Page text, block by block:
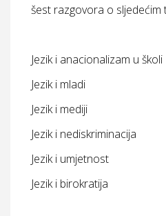
šest razgovora o sljedećim
Jezik i anacionalizam u školi
Jezik i mladi
Jezik i mediji
Jezik i nediskriminacija
Jezik i umjetnost
Jezik i birokratija